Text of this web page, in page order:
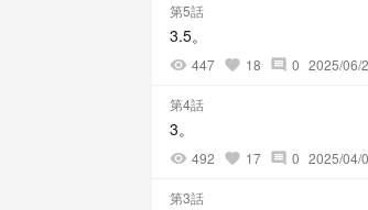
第5話
3.5。
visibility 447 favorite 18 comment 0 2025/06/
第4話
3。
visibility 492 favorite 17 comment 0 2025/04/
第3話